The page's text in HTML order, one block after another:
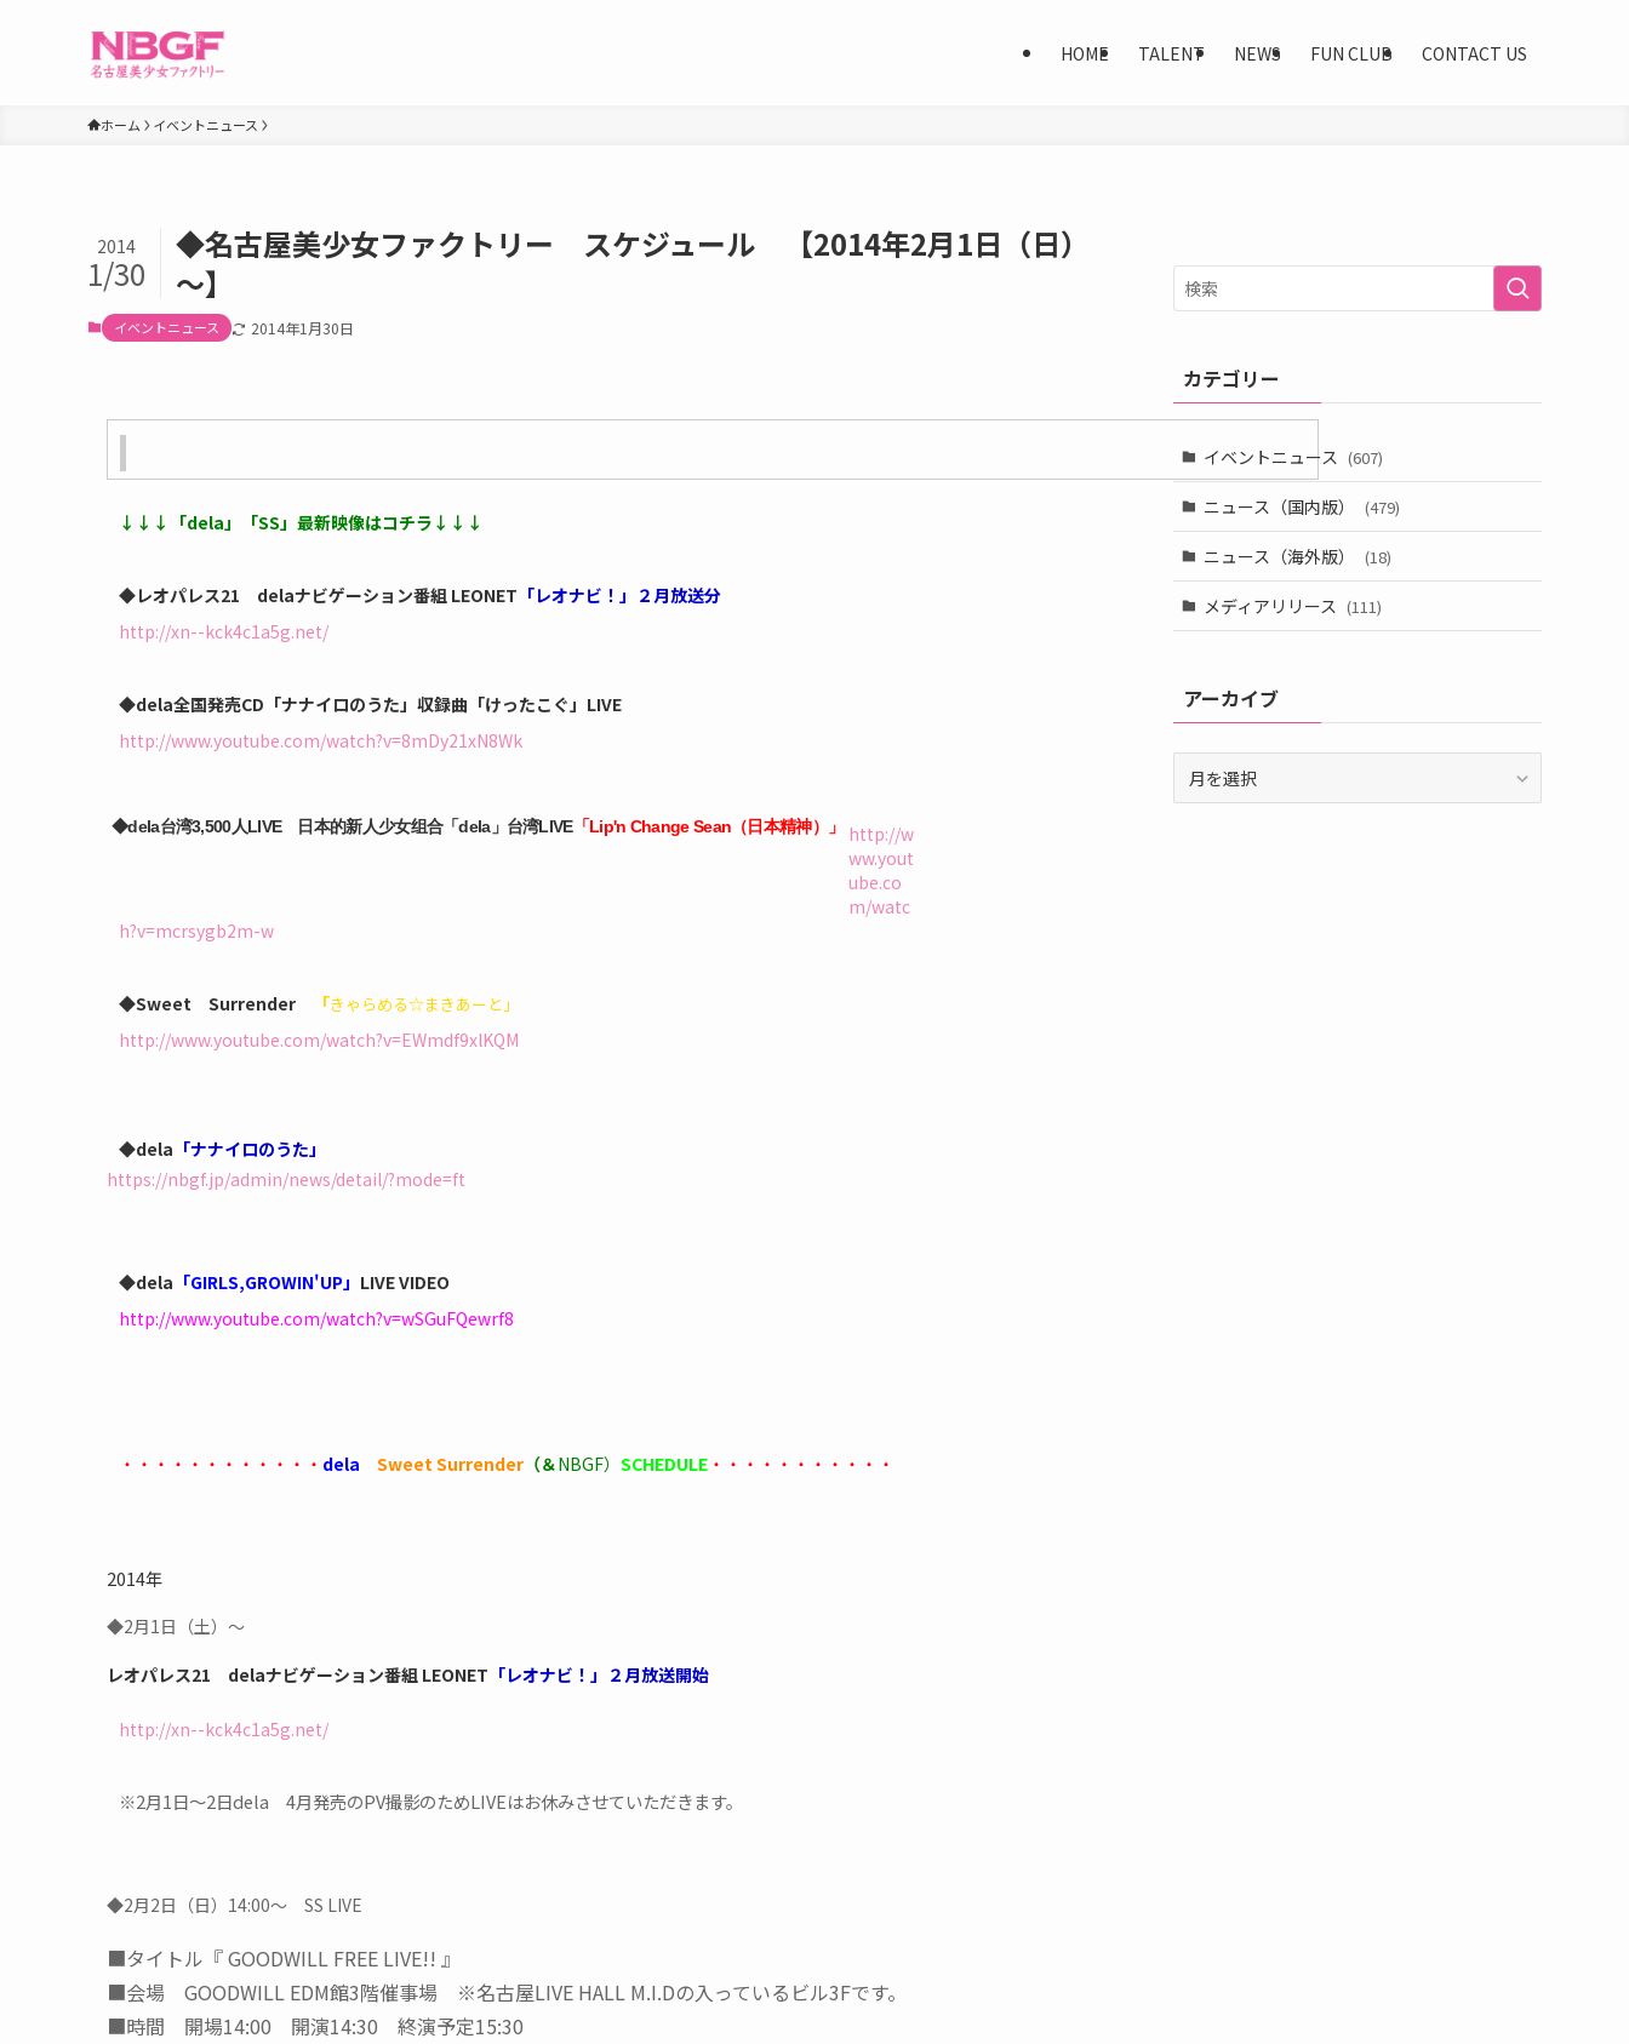
HOME TALENT NEWS FUN CLUB CONTACT US
ホーム イベントニュース
◆名古屋美少女ファクトリー スケジュール 【2014年2月1日（日）
～】
2014
1/30
イベントニュース 2014年1月30日
↓↓↓「dela」「SS」最新映像はコチラ↓↓↓
◆レオパレス21 delaナビゲーション番組 LEONET 「レオナビ！」２月放送分
http://xn--kck4c1a5g.net/
◆dela全国発売CD「ナナイロのうた」収録曲「けったこぐ」LIVE
http://www.youtube.com/watch?v=8mDy21xN8Wk
◆dela台湾3,500人LIVE 日本的新人少女组合「dela」台湾LIVE「Lip'n Change Sean（日本精神）」
http://w
ww.yout
ube.co
m/watc
h?v=mcrsygb2m-w
◆Sweet Surrender 「きゃらめる☆まきあーと」
http://www.youtube.com/watch?v=EWmdf9xlKQM
◆dela 「ナナイロのうた」
https://nbgf.jp/admin/news/detail/?mode=ft
◆dela 「GIRLS,GROWIN'UP」 LIVE VIDEO
http://www.youtube.com/watch?v=wSGuFQewrf8
・・・・・・・・・・・・ dela Sweet Surrender （＆NBGF） SCHEDULE ・・・・・・・・・・・
2014年
◆2月1日（土）～
レオパレス21 delaナビゲーション番組 LEONET 「レオナビ！」２月放送開始
http://xn--kck4c1a5g.net/
※2月1日～2日dela 4月発売のPV撮影のためLIVEはお休みさせていただきます。
◆2月2日（日）14:00～ SS LIVE
■タイトル『 GOODWILL FREE LIVE!! 』
■会場 GOODWILL EDM館3階催事場 ※名古屋LIVE HALL M.I.Dの入っているビル3Fです。
■時間 開場14:00 開演14:30 終演予定15:30
カテゴリー
イベントニュース (607)
ニュース（国内版） (479)
ニュース（海外版） (18)
メディアリリース (111)
アーカイブ